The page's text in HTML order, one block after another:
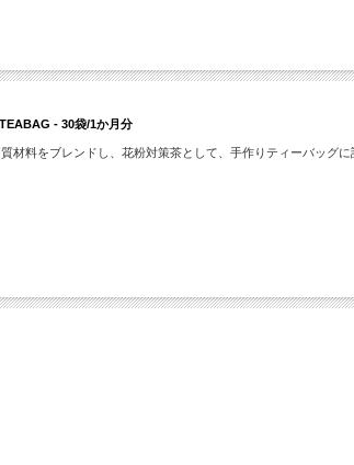
- 30袋/1か月分
材料をブレンドし、花粉対策茶として、手作りティーバッ